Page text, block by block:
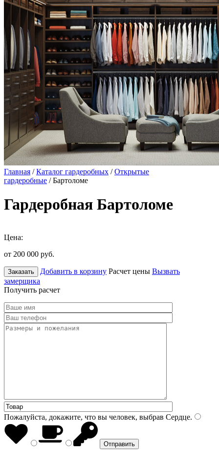
Главная /Каталог гардеробных /Открытые
гардеробные / Бартоломе
Гардеробная Бартоломе
Цена:
от 200 000 руб.
Заказать Добавить в корзину Расчет цены Вызвать
замерщика
Получить расчет
Пожалуйста, докажите, что вы человек, выбрав Сердце.